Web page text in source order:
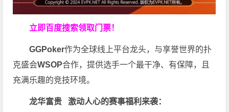
立即百度搜索领取门票！
GGPoker作为全球线上平台龙头，与享誉世界的扑
克盛会WSOP合作，提供选手一个最干净、有保障，且
充满乐趣的竞技环境。
龙华富贵 激动人心的赛事福利来袭：